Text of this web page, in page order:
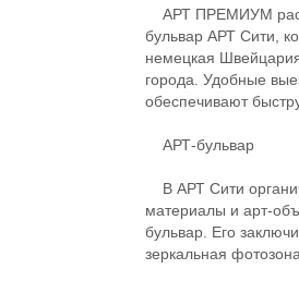
АРТ ПРЕМИУМ
бульвар АРТ Сити,
немецкая
города. Удобные
обеспечивают
АРТ-бульвар
В АРТ Сити
материалы и арт-
бульвар. Его
зеркальная